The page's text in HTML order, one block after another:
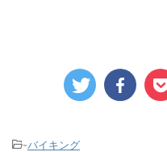
-バイキング